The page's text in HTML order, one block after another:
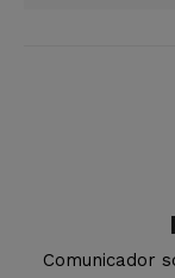
Comunicador